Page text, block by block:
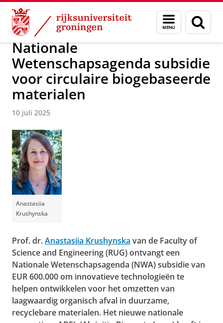
Skip
Content
Skip
Navigation
Menu
en
zoeken
Over ons Faculty of Science and Engineering Nieuws
Nationale
Wetenschapsagenda subsidie
voor circulaire biogebaseerde
materialen
10 juli 2025
Anastasiia
Krushynska
Prof. dr.Anastasiia Krushynska van de Faculty of
Science and Engineering (RUG) ontvangt een
Nationale Wetenschapsagenda (NWA) subsidie van
EUR 600.000 om innovatieve technologieën te
helpen ontwikkelen voor het omzetten van
laagwaardig organisch afval in duurzame,
recyclebare materialen. Het nieuwe nationale